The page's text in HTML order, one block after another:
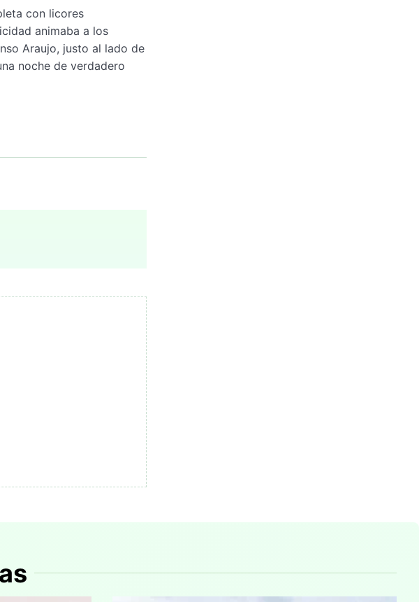
con licores
animaba a los
Araujo, justo al lado de
noche de verdadero